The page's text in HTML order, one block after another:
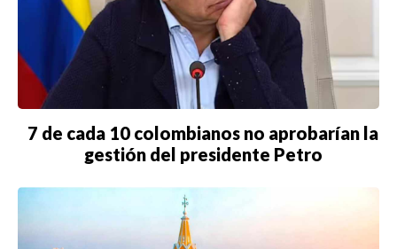
BIENES RAICES
ESTILO DE VIDA
DEPORTES
CIENCIA
TECNOLOGÍA
7 de cada 10 colombianos no aprobarían la
gestión del presidente Petro